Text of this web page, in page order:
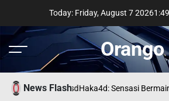
content
Today: Friday, August 7 20261 :49
Menu Orango
News FlashasdHaka4d: Sensasi